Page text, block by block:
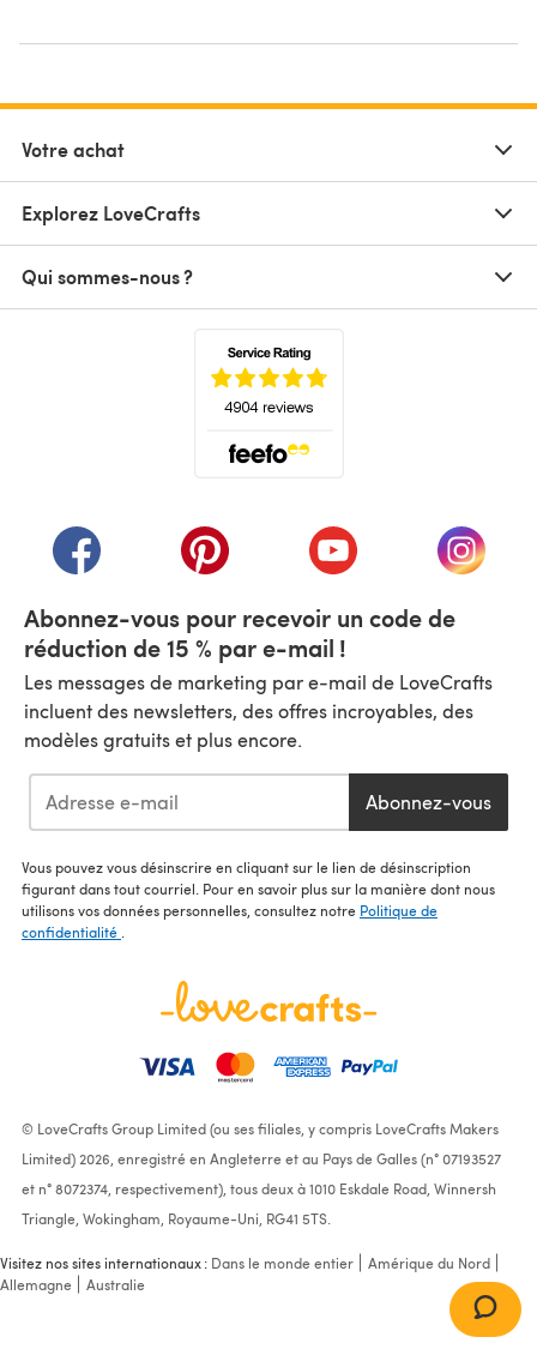
Votre achat
Explorez LoveCrafts
Qui sommes-nous ?
(s'ouvre dans un nouvel onglet)
(s'ouvre dans un nouvel onglet)
(s'ouvre dans un(s'ouvre
Abonnez-vous pour recevoir un code de
réduction de 15 % par e-mail !
Les messages de marketing par e-mail de LoveCrafts
incluent des newsletters, des offres incroyables, des
modèles gratuits et plus encore.
Abonnez-vous
Vous pouvez vous désinscrire en cliquant sur le lien de désinscription
figurant dans tout courriel. Pour en savoir plus sur la manière dont nous
utilisons vos données personnelles, consultez notre Politique de
confidentialité
© LoveCrafts Group Limited (ou ses filiales, y compris LoveCrafts Makers
Limited) 2026, enregistré en Angleterre et au Pays de Galles (n° 07193527
et n° 8072374, respectivement), tous deux à 1010 Eskdale Road, Winnersh
Triangle, Wokingham, Royaume-Uni, RG41 5TS.
Visitez nos sites internationaux : Dans le monde entier
Amérique du Nord
Allemagne
Australie